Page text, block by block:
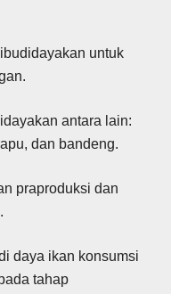
untuk
antara lain:
dan bandeng.
praproduksi dan
daya ikan konsumsi
tahap